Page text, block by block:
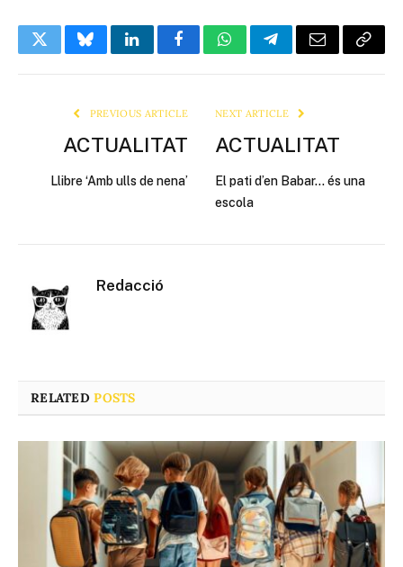
TwitterBlueskyLinkedInFacebookWhatsAppTelegramEmail Copy
PREVIOUS ARTICLE
ACTUALITAT
Llibre ‘Amb ulls de nena’
NEXT ARTICLE
ACTUALITAT
El pati d’en Babar… és una
escola
Redacció
RELATEDPOSTS